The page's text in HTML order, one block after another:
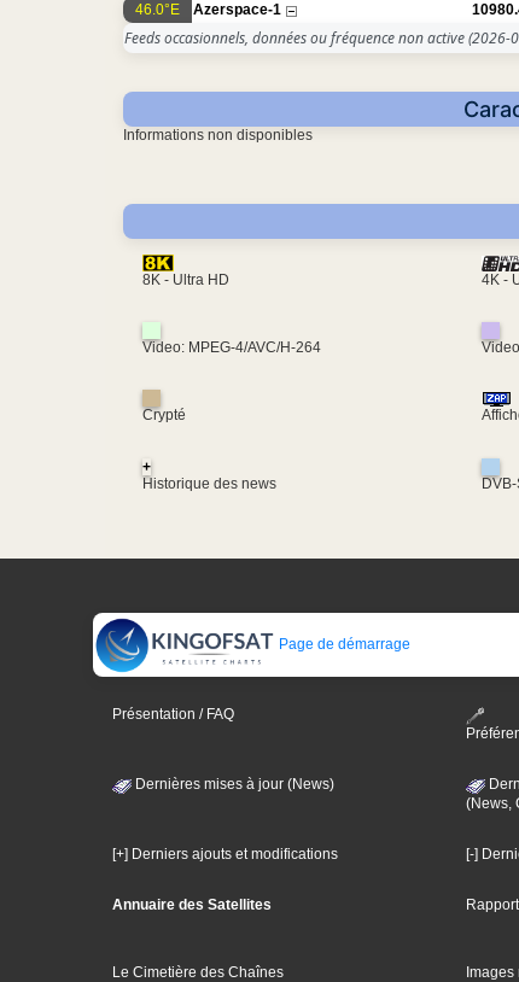
46.0°E Azerspace-1
Feeds occasionnels, données ou fréquence non active(2026-
Informations non disponibles
8K - Ultra HD 4K -
Video: MPEG-4/AVC/H-264
Crypté
+
Historique des news
Page de démarrage
Présentation / FAQ
Dernières mises à jour (News)
(News,
[+] Derniers ajouts et modifications [-]
Annuaire des Satellites
Le Cimetière des Chaînes Images